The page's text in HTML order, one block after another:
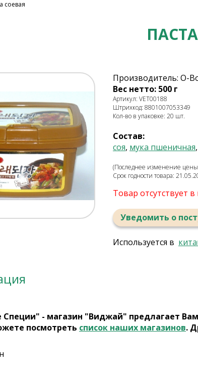
соевая
Производитель: O-
Вес нетто: 500 г
Артикул: VET00188
Штрихкод: 8801007053349
Кол-во в упаковке: 20 шт.
Состав:
соя, мука пшеничная
(Последнее изменение
Срок годности товара:
Товар отсутствует
Уведомить о
Используется в
- магазин "Виджай" предлагает
посмотреть список наших магазинов.